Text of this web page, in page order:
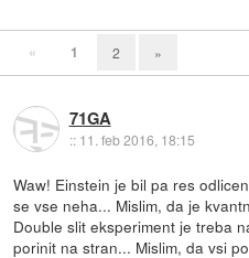
« 1 2 »
71GA
:: 11. feb 2016, 18:15
Waw! Einstein je bil pa res
se vse neha... Mislim, da je
Double slit eksperiment je treba
porinit na stran... Mislim, da vsi